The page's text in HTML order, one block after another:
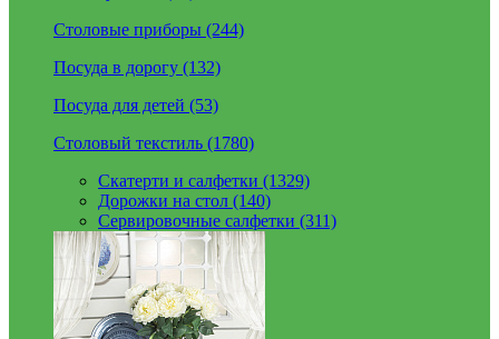
Столовые приборы (244)
Посуда в дорогу (132)
Посуда для детей (53)
Столовый текстиль (1780)
Скатерти и салфетки (1329)
Дорожки на стол (140)
Сервировочные салфетки (311)